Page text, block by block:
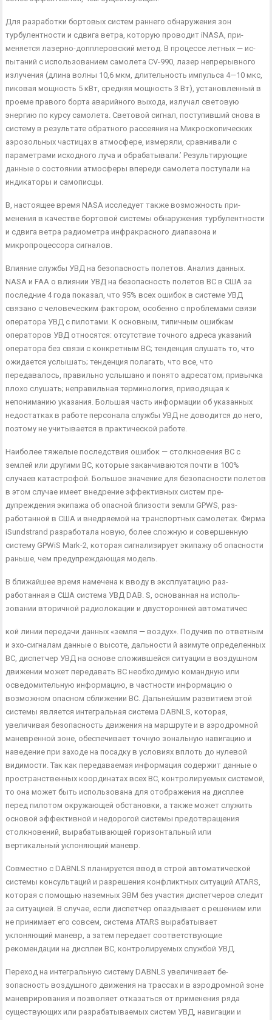
Для разработки бортовых систем раннего обнаружения зон
турбулентности и сдвига ветра, которую проводит iNASA, при­
меняется лазерно-допплеровский метод. В процессе летных — ис­
пытаний с использованием самолета CV-990, лазер непрерывно­го
излучения (длина волны 10,6 мкм, длительность импульса 4—10 мкс,
пиковая мощность 5 кВт, средняя мощность 3 Вт), установленный в
проеме правого борта аварийного выхода, из­лучал световую
энергию по курсу самолета. Световой сигнал, поступивший снова в
систему в результате обратного рассеяния на Микроскопических
аэрозольных частицах в атмосфере, изме­ряли, сравнивали с
параметрами исходного луча и обрабатыва­ли.’ Результирующие
данные о состоянии атмосферы впереди самолета поступали на
индикаторы и самописцы.
В, настоящее время NASA исследует также возможность при­
менения в качестве бортовой системы обнаружения турбулент­ности
и сдвига ветра радиометра инфракрасного диапазона и
микропроцессора сигналов.
Влияние службы УВД на безопасность полетов. Анализ дан­ных.
NASA и FAA о влиянии УВД на безопасность полетов ВС в США за
последние 4 года показал, что 95% всех ошибок в системе УВД
связано с человеческим фактором, особенно с проблемами связи
оператора УВД с пилотами. К основным, ти­пичным ошибкам
операторов УВД относятся: отсутствие точно­го адреса указаний
оператора без связи с конкретным ВС; тен­денция слушать то, что
ожидается услышать; тенденция пола­гать, что все, что
передавалось, правильно услышано и понято адресатом; привычка
плохо слушать; неправильная терминоло­гия, приводящая к
непониманию указания. Большая часть ин­формации об указанных
недостатках в работе персонала служ­бы УВД не доводится до него,
поэтому не учитывается в прак­тической работе.
Наиболее тяжелые последствия ошибок — столкновения ВС с
землей или другими ВС, которые заканчиваются почти в 100%
случаев катастрофой. Большое значение для безопасности по­летов
в этом случае имеет внедрение эффективных систем пре­
дупреждения экипажа об опасной близости земли GPWS, раз­
работанной в США и внедряемой на транспортных самолетах. Фирма
iSundstrand разработала новую, более сложную и совер­шенную
систему GPWiS Mark-2, которая сигнализирует экипа­жу об опасности
раньше, чем предупреждающая модель.
В ближайшее время намечена к вводу в эксплуатацию раз­
работанная в США система УВД DAB. S, основанная на исполь­
зовании вторичной радиолокации и двусторонней автоматичес­
кой линии передачи данных «земля — воздух». Подучив по от­ветным
и эхо-сигналам данные о высоте, дальности й азимуте определенных
ВС, диспетчер УВД на основе сложившейся ситу­ации в воздушном
движении может передавать ВС необходимую командную или
осведомительную информацию, в частности ин­формацию о
возможном опасном сближении ВС. Дальнейшим развитием этой
системы является интегральная система DABNLS, которая,
увеличивая безопасность движения на марш­руте и в аэродромной
маневренной зоне, обеспечивает точную зональную навигацию и
наведение при заходе на посадку в ус­ловиях вплоть до нулевой
видимости. Так как передаваемая ин­формация содержит данные о
пространственных координатах всех ВС, контролируемых системой,
то она может быть исполь­зована для отображения на дисплее
перед пилотом окружаю­щей обстановки, а также может служить
основой эффективной и недорогой системы предотвращения
столкновений, вырабаты­вающей горизонтальный или
вертикальный уклоняющий маневр.
Совместно с DABNLS планируется ввод в строй автоматиче­ской
системы консультаций и разрешения конфликтных ситуа­ций ATARS,
которая с помощью наземных ЭВМ без участия диспетчеров следит
за ситуацией. В случае, если диспетчер опаздывает с решением или
не принимает его совсем, система ATARS вырабатывает
уклоняющий маневр, а затем передает соответствующие
рекомендации на дисплеи ВС, контролируе­мых службой УВД.
Переход на интегральную систему DABNLS увеличивает бе­
зопасность воздушного движения на трассах и в аэродромной зоне
маневрирования и позволяет отказаться от применения ря­да
существующих или разрабатываемых систем УВД, навига­ции и